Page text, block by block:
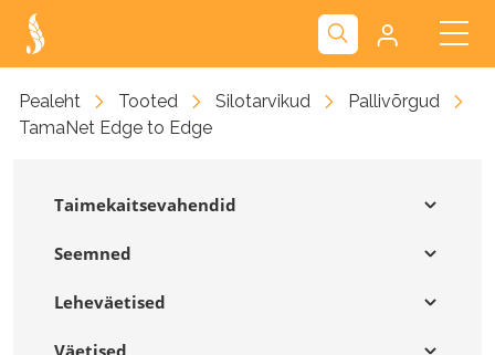
Kliendiportaal
Pealeht Tooted Silotarvikud
Pallivõrgud
TamaNet Edge to Edge
Taimekaitsevahendid
Seemned
Leheväetised
Väetised